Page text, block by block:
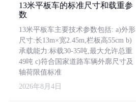
13米平板车的标准尺寸和载重参
数
13米平板车主要技术参数包括: a)外形
尺寸:长13m×宽2.45m,栏板高55cm b)
承载能力:标载30-35吨,最大允许总重
49吨 c)符合国家道路车辆外廓尺寸及
轴荷限值标准
2026年8月4日